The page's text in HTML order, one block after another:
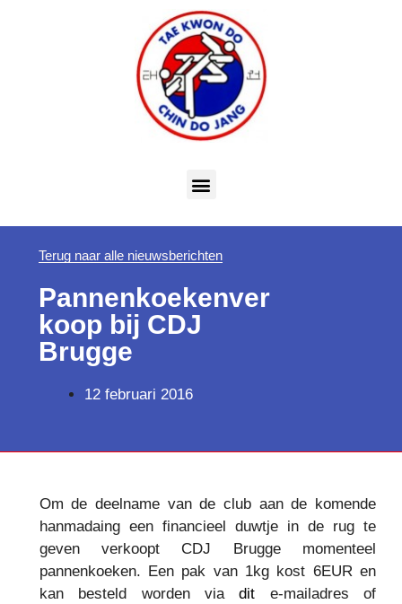
Terug naar alle nieuwsberichten
Pannenkoekenver
koop bij CDJ
Brugge
12 februari 2016
Om de deelname van de club aan de komende
hanmadaing een financieel duwtje in de rug te
geven verkoopt CDJ Brugge momenteel
pannenkoeken. Een pak van 1kg kost 6EUR en
kan besteld worden viadit e-mailadres of